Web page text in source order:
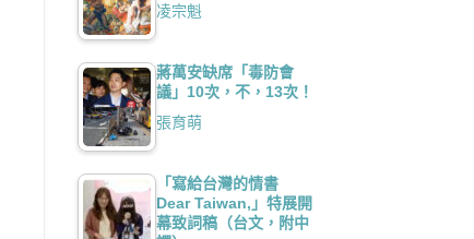
凌宗魁
蔣萬安缺席「毒防會
議」10次，不，13次！
張育萌
「寫給台灣的情書
Dear Taiwan,」特展開
幕致詞稿（台文，附中